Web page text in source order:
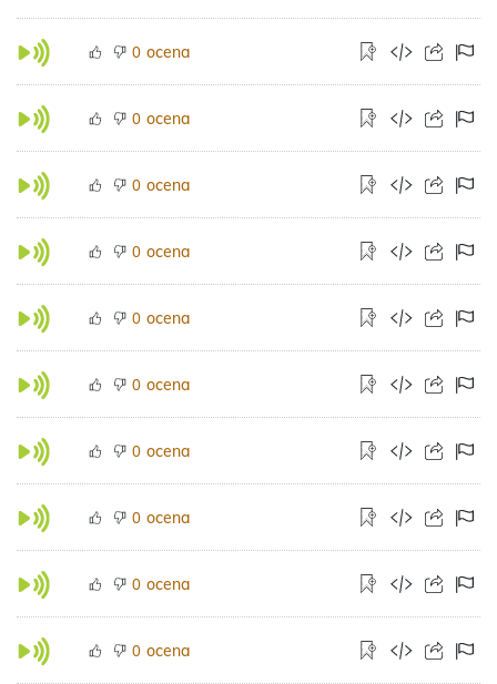
0 ocena
0 ocena
0 ocena
0 ocena
0 ocena
0 ocena
0 ocena
0 ocena
0 ocena
0 ocena